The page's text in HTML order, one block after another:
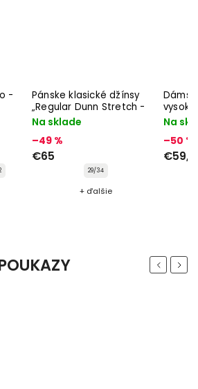
-
Pánske klasické džínsy
„Regular Dunn Stretch -
Pure Blue"
Na sklade
–49 %
€65
29/34
+ ďalšie
Mimi -
Na
–50 %
Previous
Next